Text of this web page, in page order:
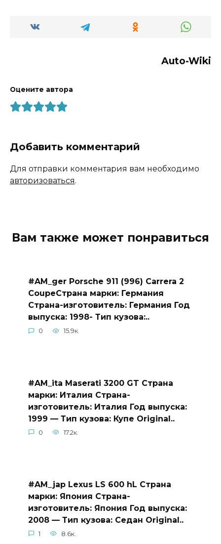
Auto-Wiki
Оцените автора
Добавить комментарий
Для отправки комментария вам необходимо
авторизоваться.
Вам также может понравиться
#AM_ger Porsche 911 (996) Carrera 2
CoupeСтрана марки: Германия
Страна-изготовитель: Германия Год
выпуска: 1998- Тип кузова:..
0 15.9к.
#AM_ita Maserati 3200 GT Страна
марки: Италия Страна-
изготовитель: Италия Год выпуска:
1999 — Тип кузова: Купе Original..
0 17.2к.
#AM_jap Lexus LS 600 hL Страна
марки: Япония Страна-
изготовитель: Япония Год выпуска:
2008 — Тип кузова: Седан Original..
1 8.6к.